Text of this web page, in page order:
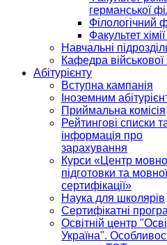
германської
Філологічний
Факультет
Навчальні
Кафедра військової
Абітурієнту
Вступна кампанія
Іноземним
Приймальна комісія
Рейтингові списки
інформація про
зарахування
Курси «Центр
підготовки та мовної
сертифікації»
Наука для школярів
Сертифікатні
Освітній центр
Україна".